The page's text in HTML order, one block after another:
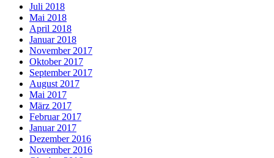
Juli 2018
Mai 2018
April 2018
Januar 2018
November 2017
Oktober 2017
September 2017
August 2017
Mai 2017
März 2017
Februar 2017
Januar 2017
Dezember 2016
November 2016